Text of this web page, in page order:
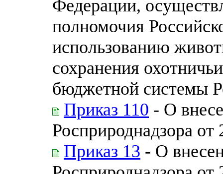
Федерации,
полномочия
использованию
сохранения
бюджетной системы
Приказ 110 - О
Росприроднадзора
Приказ 13 - О